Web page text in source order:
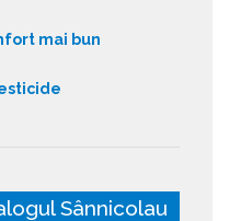
mai bun
Sânnicolau